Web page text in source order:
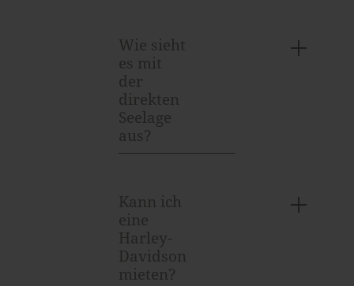
Wie sieht
es mit
der
direkten
Seelage
aus?
Kann ich
eine
Harley-
Davidson
mieten?